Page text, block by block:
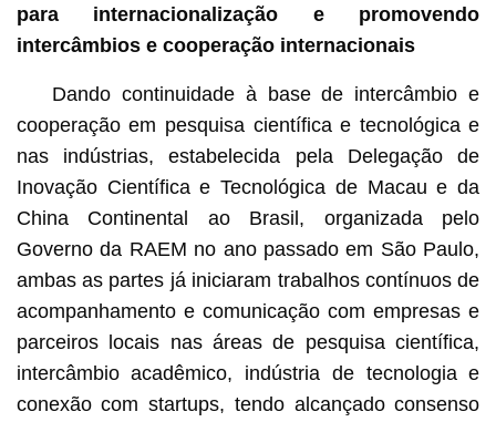
para internacionalização e promovendo
intercâmbios e cooperação internacionais
Dando continuidade à base de intercâmbio e
cooperação em pesquisa científica e tecnológica e
nas indústrias, estabelecida pela Delegação de
Inovação Científica e Tecnológica de Macau e da
China Continental ao Brasil, organizada pelo
Governo da RAEM no ano passado em São Paulo,
ambas as partes já iniciaram trabalhos contínuos de
acompanhamento e comunicação com empresas e
parceiros locais nas áreas de pesquisa científica,
intercâmbio acadêmico, indústria de tecnologia e
conexão com startups, tendo alcançado consenso